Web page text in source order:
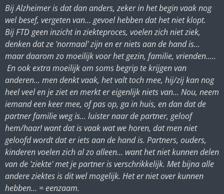
Bij Alzheimer is dat dan anders, zeker in het begin vaak nog
wel besef, vergeten van... gevoel hebben dat het niet klopt.
Bij FTD geen inzicht in ziekteproces, voelen zich niet ziek,
denken dat ze 'normaal' zijn en er niets aan de hand is...
maar daarom zo moeilijk voor het gezin, familie, vrienden.....
En ook extra moeilijk om soms begrip te krijgen van
anderen... men denkt vaak, het valt toch mee, hij/zij kan nog
heel veel en je ziet en merkt er eigenlijk niets van... Nou, neem
iemand een keer mee, of pas op, ga in huis, en dan dat de
partner familie weg is... luister naar de partner, geloof
hem/haar! want dat is vaak wat we horen, dat men niet
geloofd wordt dat er iets aan de hand is. Partners, ouders,
kinderen voelen zich al zo alleen... want het niet kunnen delen
van de 'ziekte' met je partner is verschrikkelijk. Met bijna alle
andere ziektes is dit wel mogelijk. Het er niet over kunnen
hebben... = eenzaam.